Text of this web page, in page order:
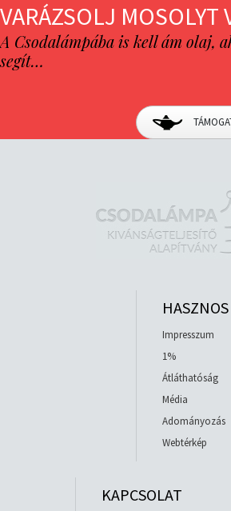
VARÁZSOLJ MOSOLYT
A Csodalámpába is kell ám olaj,
segít…
HASZNOS
Impresszum
1%
Átláthatóság
Média
Adományozás
Webtérkép
KAPCSOLAT